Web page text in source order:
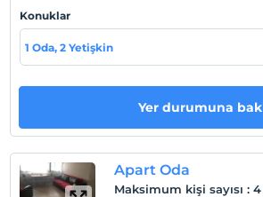
Check/in
En erken saat 11:00 ve sonrası
Check/out
En geç saat 10:00 ve öncesi
Evcil hayvan barınabilir
Sigara
Odalarda sigara içilmez
Konuklar
1 Oda, 2 Yetişkin
Yer durumuna bak
Apart Oda
Maksimum kişi sayısı : 4